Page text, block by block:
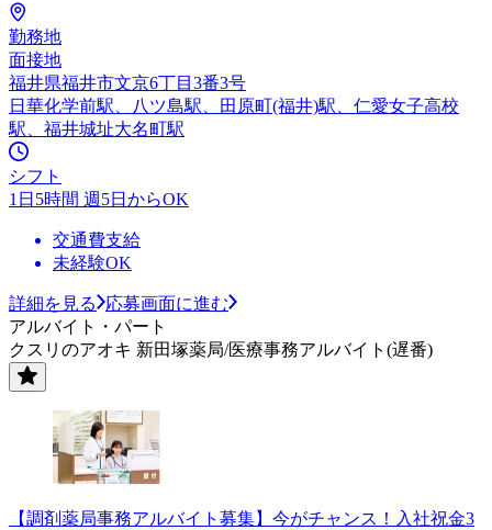
勤務地
面接地
福井県福井市文京6丁目3番3号
日華化学前駅、八ツ島駅、田原町(福井)駅、仁愛女子高校
駅、福井城址大名町駅
シフト
1日5時間 週5日からOK
交通費支給
未経験OK
詳細を見る
応募画面に進む
アルバイト・パート
クスリのアオキ 新田塚薬局/医療事務アルバイト(遅番)
【調剤薬局事務アルバイト募集】今がチャンス！入社祝金3